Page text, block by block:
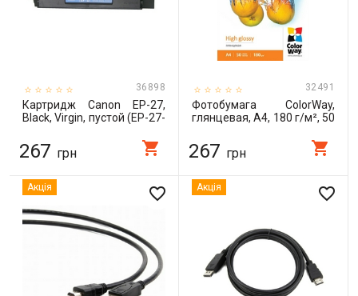
36898
Картридж Canon EP-27,
Black, Virgin, пустой (EP-27-
267 грн shopping_cart
32491
Фотобумага ColorWay,
глянцевая, A4, 180 г/м², 50
267 грн shopping_cart
favorite_border
Акція favorite_border
Акція